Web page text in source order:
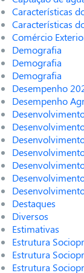
Características
Características
Comércio
Demografia
Demografia
Demografia
Desempenho
Desempenho
Destaques
Diversos
Estimativas
Estrutura
Estrutura
Estrutura